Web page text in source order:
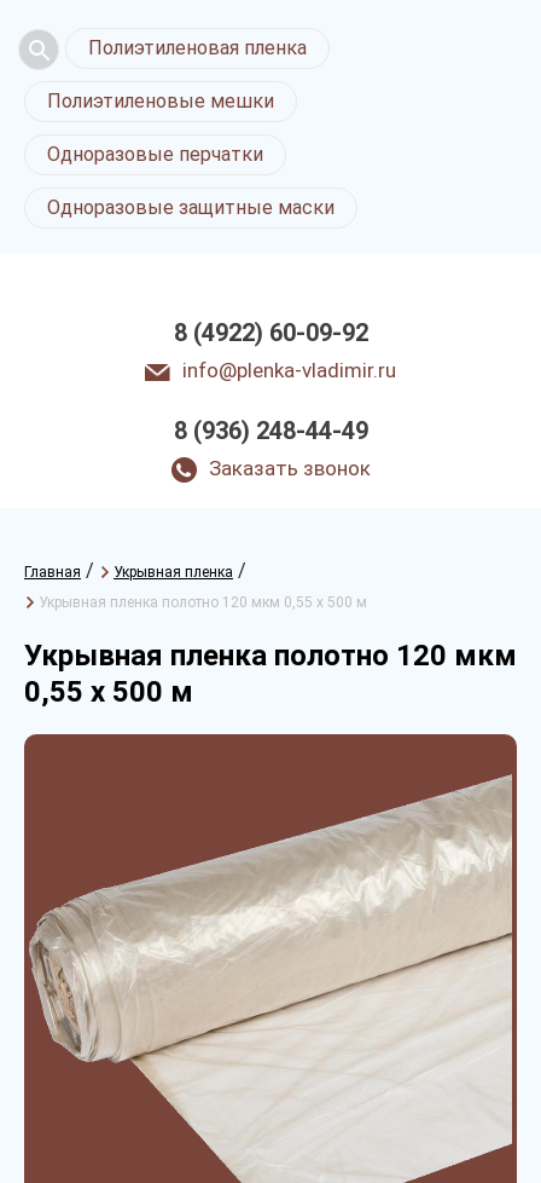
Полиэтиленовая пленка
Полиэтиленовые мешки
Одноразовые перчатки
Одноразовые защитные маски
8 (4922) 60-09-92
info@plenka-vladimir.ru
8 (936) 248-44-49
Заказать звонок
Главная / Укрывная пленка /
Укрывная пленка полотно 120 мкм 0,55 х 500 м
Укрывная пленка полотно 120 мкм
0,55 х 500 м